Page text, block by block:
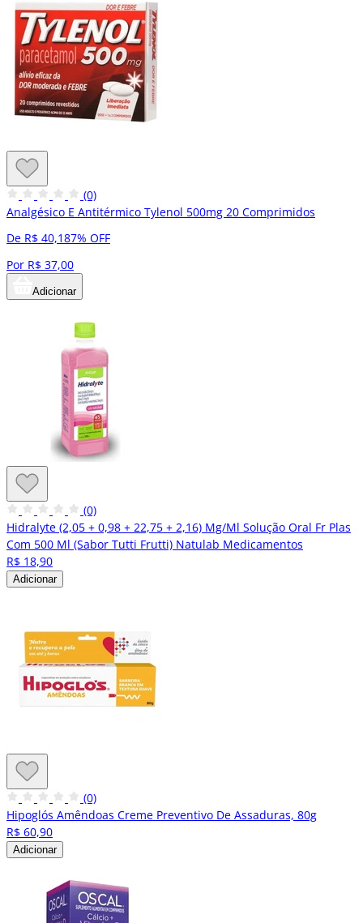
(0)
Analgésico E Antitérmico Tylenol 500mg 20 Comprimidos
De R$ 40,187% OFF
Por R$ 37,00
Adicionar
(0)
Hidralyte (2,05 + 0,98 + 22,75 + 2,16) Mg/Ml Solução Oral Fr Plas
Com 500 Ml (Sabor Tutti Frutti) Natulab Medicamentos
R$ 18,90
Adicionar
(0)
Hipoglós Amêndoas Creme Preventivo De Assaduras, 80g
R$ 60,90
Adicionar